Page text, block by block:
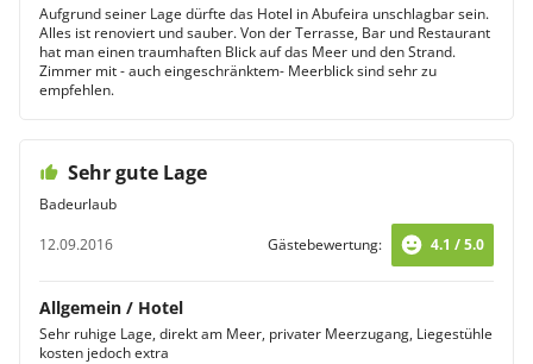
Aufgrund seiner Lage dürfte das Hotel in Abufeira unschlagbar sein.
Alles ist renoviert und sauber. Von der Terrasse, Bar und Restaurant
hat man einen traumhaften Blick auf das Meer und den Strand.
Zimmer mit - auch eingeschränktem- Meerblick sind sehr zu
empfehlen.
Sehr gute Lage
Badeurlaub
12.09.2016
Gästebewertung: 4.1 / 5.0
Allgemein / Hotel
Sehr ruhige Lage, direkt am Meer, privater Meerzugang, Liegestühle
kosten jedoch extra